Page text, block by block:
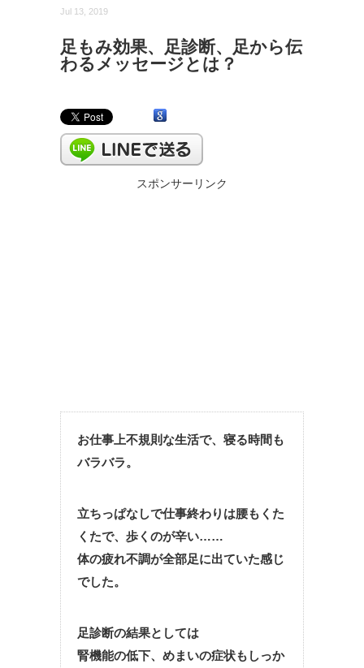
Jul 13, 2019
足もみ効果、足診断、足から伝
わるメッセージとは？
スポンサーリンク
お仕事上不規則な生活で、寝る時間も
バラバラ。
立ちっぱなしで仕事終わりは腰もくた
くたで、歩くのが辛い……
体の疲れ不調が全部足に出ていた感じ
でした。
足診断の結果としては
腎機能の低下、めまいの症状もしっか